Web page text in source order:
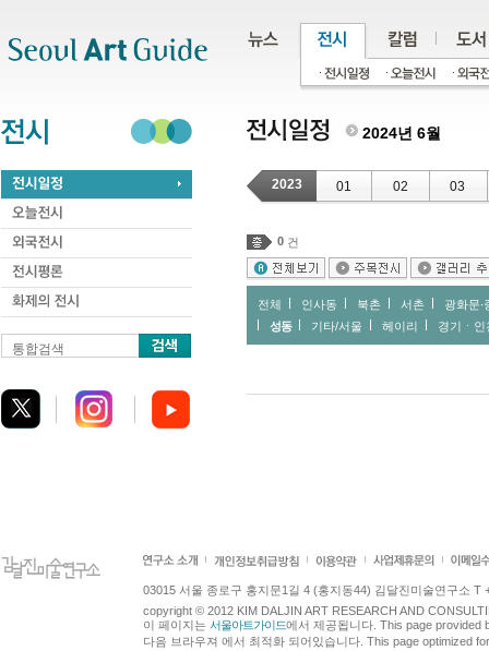
통합검색
2024년 6월
2023 01 02 03
0 건
전체 인사동 북촌 서촌
광화문∙
성동
기타/서울 헤이리 경기ㆍ인
03015 서울 종로구 홍지문1길 4 (홍지동44) 김달진미술연구소 T
copyright © 2012 KIM DALJIN ART RESEARCH AND
이 페이지는 서울아트가이드에서 제공됩니다. This page provided
다음 브라우져 에서 최적화 되어있습니다. This page optimized